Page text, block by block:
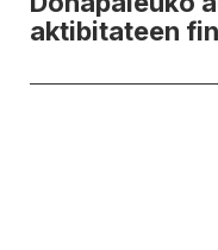
aktibitateen